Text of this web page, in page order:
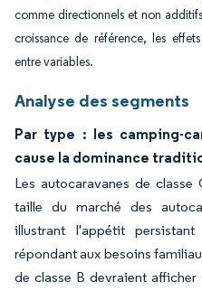
comme directionnels et non
croissance de référence, les
entre variables.
Analyse des segments
Par type : les camping-
cause la dominance
Les autocaravanes de
taille du marché des
illustrant l'appétit
répondant aux besoins
de classe B devraient